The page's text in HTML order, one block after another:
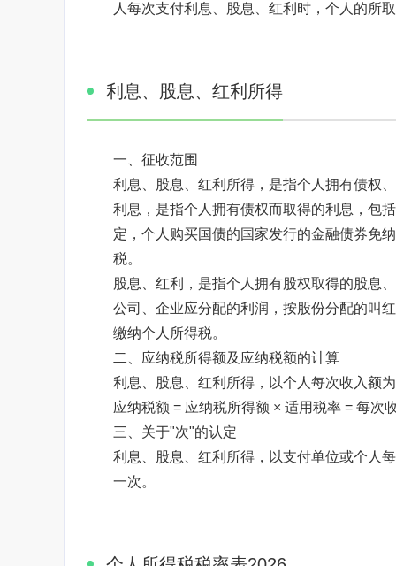
人每次支付利息、股息、红利时，个人的所
利息、股息、红利所得
一、征收范围
利息、股息、红利所得，是指个人拥有债权
利息，是指个人拥有债权而取得的利息，包
定，个人购买国债的国家发行的金融债券免
税。
股息、红利，是指个人拥有股权取得的股息
公司、企业应分配的利润，按股份分配的叫
缴纳个人所得税。
二、应纳税所得额及应纳税额的计算
利息、股息、红利所得，以个人每次收入额
应纳税额 = 应纳税所得额 × 适用税率 = 每次
三、关于"次"的认定
利息、股息、红利所得，以支付单位或个人
一次。